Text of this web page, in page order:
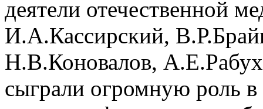
деятели отечественной
И.А.Кассирский,
Н.В.Коновалов,
сыграли огромную роль